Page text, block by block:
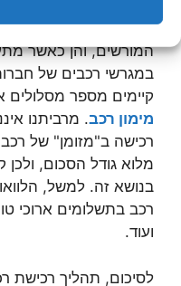
הן כאשר מתעניינים
המורשים, והן כאשר
במגרשי רכבים של
קיימים מספר מסלולים
מימון רכב. מרביתנו
רכישה ב"מזומן" של
מלוא גודל הסכום, ולכן
בנושא זה. למשל,
רכב בתשלומים ארוכי
ועוד.
לסיכום, תהליך רכישת